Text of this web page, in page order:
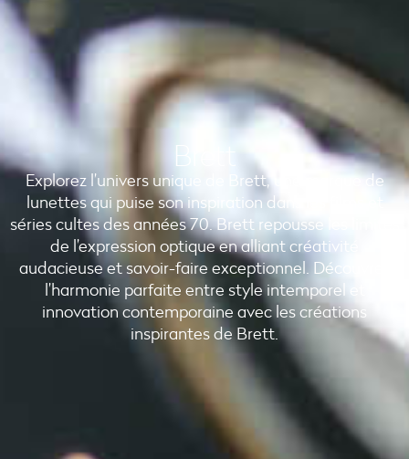
Brett
Explorez l’univers unique de Brett, une marque de
lunettes qui puise son inspiration dans les films et
séries cultes des années 70. Brett repousse les limites
de l’expression optique en alliant créativité
audacieuse et savoir-faire exceptionnel. Découvrez
l’harmonie parfaite entre style intemporel et
innovation contemporaine avec les créations
inspirantes de Brett.